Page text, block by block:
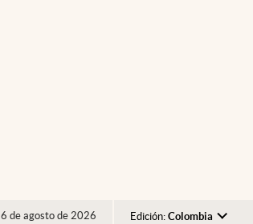
6 de agosto de 2026 Edición: Colombia